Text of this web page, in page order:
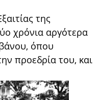
της
χρόνια αργότερα
όπου
προεδρία του, και